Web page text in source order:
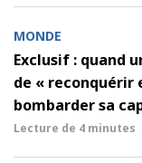
MONDE
Exclusif : quand
de « reconquérir
bombarder sa
Lecture de 4 minutes